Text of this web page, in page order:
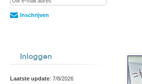
Inschrijven
Inloggen
Laatste update: 7/8/2026